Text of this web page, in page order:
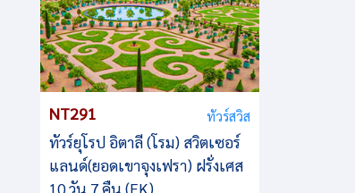
NT291 ทัวร์สวิส
ทัวร์ยุโรป อิตาลี (โรม) สวิตเซอร์
แลนด์(ยอดเขาจุงเฟรา) ฝรั่งเศส
10 วัน 7 คืน (EK)